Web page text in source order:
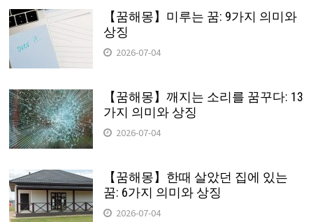
【꿈해몽】미루는 꿈: 9가지 의미와
상징
2026-07-04
【꿈해몽】깨지는 소리를 꿈꾸다: 13
가지 의미와 상징
2026-07-04
【꿈해몽】한때 살았던 집에 있는
꿈: 6가지 의미와 상징
2026-07-04